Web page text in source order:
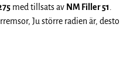
med tillsats av NM Filler 51
Ju större radien är, desto